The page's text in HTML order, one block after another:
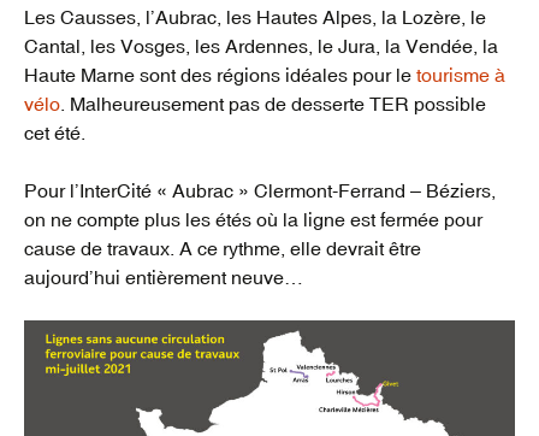
Les Causses, l’Aubrac, les Hautes Alpes, la Lozère, le
Cantal, les Vosges, les Ardennes, le Jura, la Vendée, la
Haute Marne sont des régions idéales pour le tourisme à
vélo . Malheureusement pas de desserte TER possible
cet été.
Pour l’InterCité « Aubrac » Clermont-Ferrand – Béziers,
on ne compte plus les étés où la ligne est fermée pour
cause de travaux. A ce rythme, elle devrait être
aujourd’hui entièrement neuve…